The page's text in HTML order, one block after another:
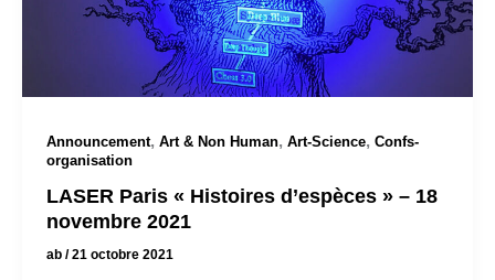
Announcement, Art & Non Human, Art-Science, Confs-
organisation
LASER Paris « Histoires d’espèces » – 18
novembre 2021
ab /21 octobre 2021